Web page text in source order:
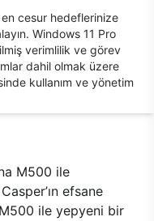
cesur hedeflerinize
Windows 11 Pro
verimlilik ve görev
dahil olmak üzere
kullanım ve yönetim
M500 ile
efsane
ile yepyeni bir